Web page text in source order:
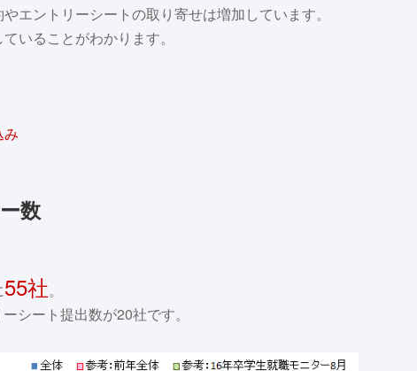
エントリーシートの取り寄せは増加しています。
いることがわかります。
み
数
55社。
シート提出数が20社です。